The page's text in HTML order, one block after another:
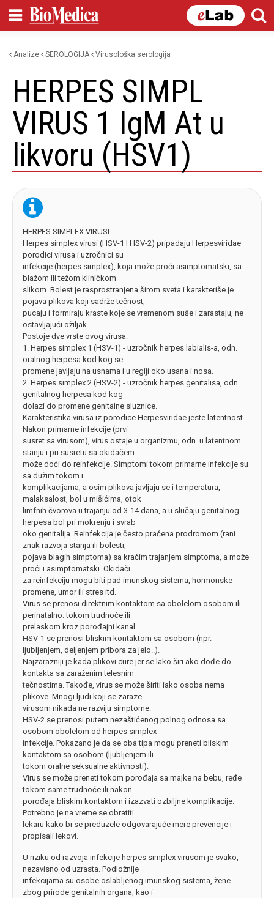
content
Analize SEROLOGIJA virusološka serologija
HERPES SIMPL
VIRUS 1 IgM At u
likvoru (HSV1)
HERPES SIMPLEX VIRUSI
Herpes simplex virusi (HSV-1 I HSV-2) pripadaju Herpesviridae
porodici virusa i uzročnici su
infekcije (herpes simplex), koja može proći asimptomatski, sa
blažom ili težom kliničkom
slikom. Bolest je rasprostranjena širom sveta i karakteriše je
pojava plikova koji sadrže tečnost,
pucaju i formiraju kraste koje se vremenom suše i zarastaju, ne
ostavljajući ožiljak.
Postoje dve vrste ovog virusa:
1. Herpes simplex 1 (HSV-1) - uzročnik herpes labialis-a, odn.
oralnog herpesa kod kog se
promene javljaju na usnama i u regiji oko usana i nosa.
2. Herpes simplex 2 (HSV-2) - uzročnik herpes genitalisa, odn.
genitalnog herpesa kod kog
dolazi do promene genitalne sluznice.
Karakteristika virusa iz porodice Herpesviridae jeste latentnost.
Nakon primarne infekcije (prvi
susret sa virusom), virus ostaje u organizmu, odn. u latentnom
stanju i pri susretu sa okidačem
može doći do reinfekcije. Simptomi tokom primarne infekcije su
sa dužim tokom i
komplikacijama, a osim plikova javljaju se i temperatura,
malaksalost, bol u mišićima, otok
limfnih čvorova u trajanju od 3-14 dana, a u slučaju genitalnog
herpesa bol pri mokrenju i svrab
oko genitalija. Reinfekcija je često praćena prodromom (rani
znak razvoja stanja ili bolesti,
pojava blagih simptoma) sa kraćim trajanjem simptoma, a može
proći i asimptomatski. Okidači
za reinfekciju mogu biti pad imunskog sistema, hormonske
promene, umor ili stres itd.
Virus se prenosi direktnim kontaktom sa obolelom osobom ili
perinatalno: tokom trudnoće ili
prelaskom kroz porođajni kanal.
HSV-1 se prenosi bliskim kontaktom sa osobom (npr.
ljubljenjem, deljenjem pribora za jelo..).
Najzarazniji je kada plikovi cure jer se lako širi ako dođe do
kontakta sa zaraženim telesnim
tečnostima. Takođe, virus se može širiti iako osoba nema
plikove. Mnogi ljudi koji se zaraze
virusom nikada ne razviju simptome.
HSV-2 se prenosi putem nezaštićenog polnog odnosa sa
osobom obolelom od herpes simplex
infekcije. Pokazano je da se oba tipa mogu preneti bliskim
kontaktom sa osobom (ljubljenjem ili
tokom oralne seksualne aktivnosti).
Virus se može preneti tokom porođaja sa majke na bebu, ređe
tokom same trudnoće ili nakon
porođaja bliskim kontaktom i izazvati ozbiljne komplikacije.
Potrebno je na vreme se obratiti
lekaru kako bi se preduzele odgovarajuće mere prevencije i
propisali lekovi.
U riziku od razvoja infekcije herpes simplex virusom je svako,
nezavisno od uzrasta. Podložnije
infekcijama su osobe oslabljenog imunskog sistema, žene
zbog prirode genitalnih organa, kao i